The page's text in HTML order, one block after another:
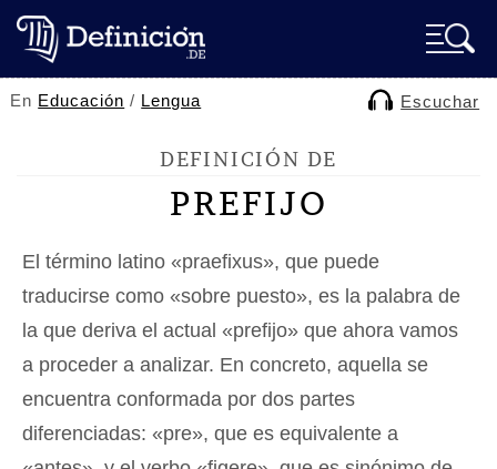
En Educación / Lengua Escuchar
DEFINICIÓN DE
PREFIJO
El término latino «praefixus», que puede
traducirse como «sobre puesto», es la palabra de
la que deriva el actual «prefijo» que ahora vamos
a proceder a analizar. En concreto, aquella se
encuentra conformada por dos partes
diferenciadas: «pre», que es equivalente a